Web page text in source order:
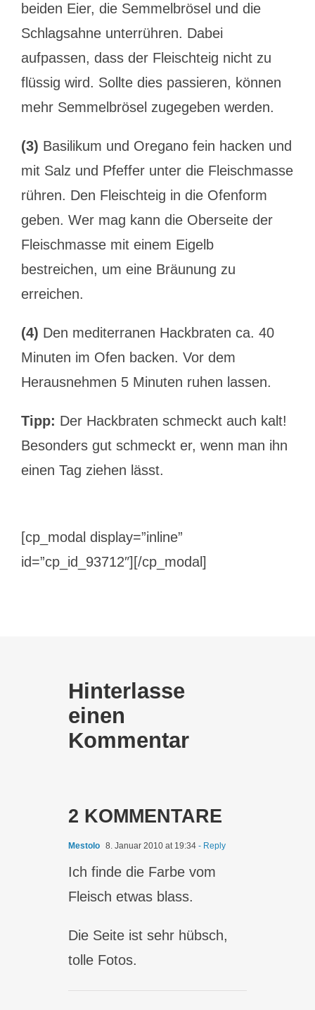
beiden Eier, die Semmelbrösel und die
Schlagsahne unterrühren. Dabei
aufpassen, dass der Fleischteig nicht zu
flüssig wird. Sollte dies passieren, können
mehr Semmelbrösel zugegeben werden.
(3) Basilikum und Oregano fein hacken und
mit Salz und Pfeffer unter die Fleischmasse
rühren. Den Fleischteig in die Ofenform
geben. Wer mag kann die Oberseite der
Fleischmasse mit einem Eigelb
bestreichen, um eine Bräunung zu
erreichen.
(4) Den mediterranen Hackbraten ca. 40
Minuten im Ofen backen. Vor dem
Herausnehmen 5 Minuten ruhen lassen.
Tipp: Der Hackbraten schmeckt auch kalt!
Besonders gut schmeckt er, wenn man ihn
einen Tag ziehen lässt.
[cp_modal display=”inline”
id=”cp_id_93712″][/cp_modal]
Hinterlasse
einen
Kommentar
2 KOMMENTARE
Mestolo 8. Januar 2010 at 19:34 - Reply
Ich finde die Farbe vom
Fleisch etwas blass.
Die Seite ist sehr hübsch,
tolle Fotos.